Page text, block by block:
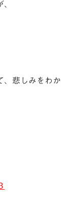
、悲しみをわか